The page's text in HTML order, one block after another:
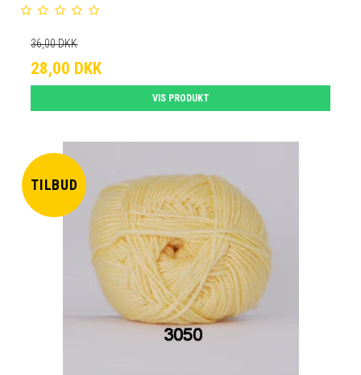
36,00 DKK
28,00 DKK
VIS PRODUKT
TILBUD